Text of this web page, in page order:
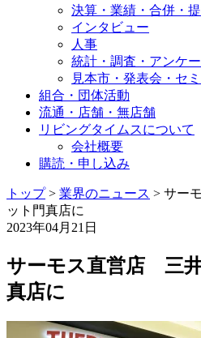
決算・業績・合併・
インタビュー
人事
統計・調査・アンケー
見本市・発表会・セ
組合・団体活動
流通・店舗・無店舗
リビングタイムスについて
会社概要
購読・申し込み
トップ> 業界のニュース > サー
ット門真店に
2023年04月21日
サーモス直営店 三
真店に